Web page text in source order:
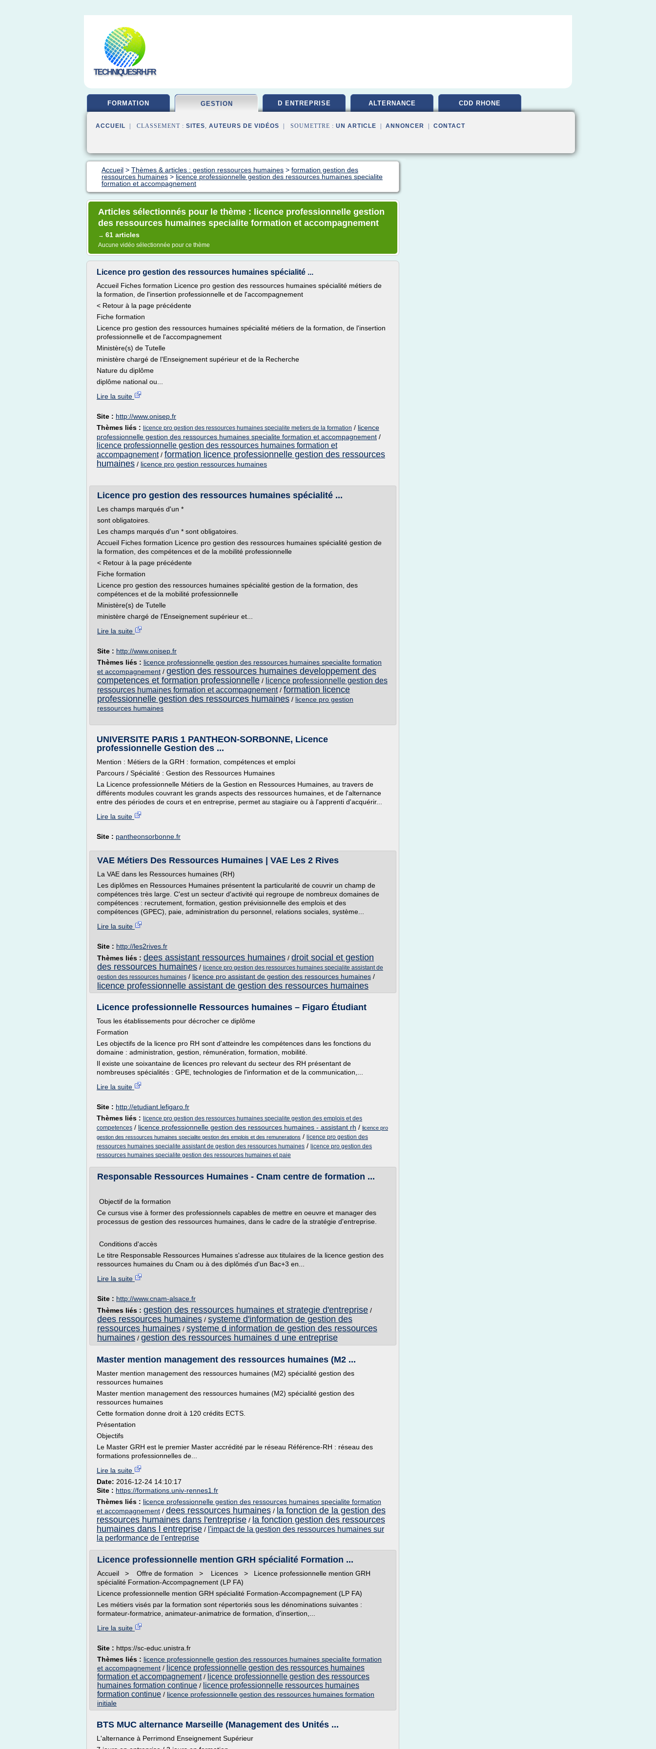
TECHNIQUESRH.FR
FORMATION GESTION D ENTREPRISE ALTERNANCE CDD RHONE
ACCUEIL | CLASSEMENT : SITES, AUTEURS DE VIDÉOS | SOUMETTRE : UN ARTICLE ANNONCER CONTACT
Accueil > Thèmes & articles : gestion ressources humaines > formation gestion des
ressources humaines > licence professionnelle gestion des ressources humaines specialite
formation et accompagnement
Articles sélectionnés pour le thème : licence professionnelle gestion
des ressources humaines specialite formation et accompagnement
→ 61 articles
Aucune vidéo sélectionnée pour ce thème
Licence pro gestion des ressources humaines spécialité ...
Accueil Fiches formation Licence pro gestion des ressources humaines spécialité métiers de
la formation, de l'insertion professionnelle et de l'accompagnement
< Retour à la page précédente
Fiche formation
Licence pro gestion des ressources humaines spécialité métiers de la formation, de l'insertion
professionnelle et de l'accompagnement
Ministère(s) de Tutelle
ministère chargé de l'Enseignement supérieur et de la Recherche
Nature du diplôme
diplôme national ou...
Lire la suite
Site : http://www.onisep.fr
Thèmes liés : licence pro gestion des ressources humaines specialite metiers de la formation / licence
professionnelle gestion des ressources humaines specialite formation et accompagnement /
licence professionnelle gestion des ressources humaines formation et
accompagnement/ formation licence professionnelle gestion des ressources
humaines / licence pro gestion ressources humaines
Licence pro gestion des ressources humaines spécialité ...
Les champs marqués d'un *
sont obligatoires.
Les champs marqués d'un * sont obligatoires.
Accueil Fiches formation Licence pro gestion des ressources humaines spécialité gestion de
la formation, des compétences et de la mobilité professionnelle
< Retour à la page précédente
Fiche formation
Licence pro gestion des ressources humaines spécialité gestion de la formation, des
compétences et de la mobilité professionnelle
Ministère(s) de Tutelle
ministère chargé de l'Enseignement supérieur et...
Lire la suite
Site : http://www.onisep.fr
Thèmes liés : licence professionnelle gestion des ressources humaines specialite formation
et accompagnement / gestion des ressources humaines developpement des
competences et formation professionnelle / licence professionnelle gestion des
ressources humaines formation et accompagnement/ formation licence
professionnelle gestion des ressources humaines / licence pro gestion
ressources humaines
UNIVERSITE PARIS 1 PANTHEON-SORBONNE, Licence
professionnelle Gestion des ...
Mention : Métiers de la GRH : formation, compétences et emploi
Parcours / Spécialité : Gestion des Ressources Humaines
La Licence professionnelle Métiers de la Gestion en Ressources Humaines, au travers de
différents modules couvrant les grands aspects des ressources humaines, et de l'alternance
entre des périodes de cours et en entreprise, permet au stagiaire ou à l'apprenti d'acquérir...
Lire la suite
Site : pantheonsorbonne.fr
VAE Métiers Des Ressources Humaines | VAE Les 2 Rives
La VAE dans les Ressources humaines (RH)
Les diplômes en Ressources Humaines présentent la particularité de couvrir un champ de
compétences très large. C'est un secteur d'activité qui regroupe de nombreux domaines de
compétences : recrutement, formation, gestion prévisionnelle des emplois et des
compétences (GPEC), paie, administration du personnel, relations sociales, système...
Lire la suite
Site : http://les2rives.fr
Thèmes liés : dees assistant ressources humaines / droit social et gestion
des ressources humaines / licence pro gestion des ressources humaines specialite assistant de
gestion des ressources humaines / licence pro assistant de gestion des ressources humaines /
licence professionnelle assistant de gestion des ressources humaines
Licence professionnelle Ressources humaines – Figaro Étudiant
Tous les établissements pour décrocher ce diplôme
Formation
Les objectifs de la licence pro RH sont d'atteindre les compétences dans les fonctions du
domaine : administration, gestion, rémunération, formation, mobilité.
Il existe une soixantaine de licences pro relevant du secteur des RH présentant de
nombreuses spécialités : GPE, technologies de l'information et de la communication,...
Lire la suite
Site : http://etudiant.lefigaro.fr
Thèmes liés : licence pro gestion des ressources humaines specialite gestion des emplois et des
competences / licence professionnelle gestion des ressources humaines - assistant rh / licence pro
gestion des ressources humaines specialite gestion des emplois et des remunerations / licence pro gestion des
ressources humaines specialite assistant de gestion des ressources humaines / licence pro gestion des
ressources humaines specialite gestion des ressources humaines et paie
Responsable Ressources Humaines - Cnam centre de formation ...
Objectif de la formation
Ce cursus vise à former des professionnels capables de mettre en oeuvre et manager des
processus de gestion des ressources humaines, dans le cadre de la stratégie d'entreprise.
Conditions d'accès
Le titre Responsable Ressources Humaines s'adresse aux titulaires de la licence gestion des
ressources humaines du Cnam ou à des diplômés d'un Bac+3 en...
Lire la suite
Site : http://www.cnam-alsace.fr
Thèmes liés : gestion des ressources humaines et strategie d'entreprise /
dees ressources humaines / systeme d'information de gestion des
ressources humaines / systeme d information de gestion des ressources
humaines / gestion des ressources humaines d une entreprise
Master mention management des ressources humaines (M2 ...
Master mention management des ressources humaines (M2) spécialité gestion des
ressources humaines
Master mention management des ressources humaines (M2) spécialité gestion des
ressources humaines
Cette formation donne droit à 120 crédits ECTS.
Présentation
Objectifs
Le Master GRH est le premier Master accrédité par le réseau Référence-RH : réseau des
formations professionnelles de...
Lire la suite
Date: 2016-12-24 14:10:17
Site : https://formations.univ-rennes1.fr
Thèmes liés : licence professionnelle gestion des ressources humaines specialite formation
et accompagnement / dees ressources humaines / la fonction de la gestion des
ressources humaines dans l'entreprise / la fonction gestion des ressources
humaines dans l entreprise / l'impact de la gestion des ressources humaines sur
la performance de l'entreprise
Licence professionnelle mention GRH spécialité Formation ...
Accueil > Offre de formation > Licences > Licence professionnelle mention GRH
spécialité Formation-Accompagnement (LP FA)
Licence professionnelle mention GRH spécialité Formation-Accompagnement (LP FA)
Les métiers visés par la formation sont répertoriés sous les dénominations suivantes :
formateur-formatrice, animateur-animatrice de formation, d'insertion,...
Lire la suite
Site : https://sc-educ.unistra.fr
Thèmes liés : licence professionnelle gestion des ressources humaines specialite formation
et accompagnement / licence professionnelle gestion des ressources humaines
formation et accompagnement/ licence professionnelle gestion des ressources
humaines formation continue / licence professionnelle ressources humaines
formation continue / licence professionnelle gestion des ressources humaines formation
initiale
BTS MUC alternance Marseille (Management des Unités ...
L'alternance à Perrimond Enseignement Supérieur